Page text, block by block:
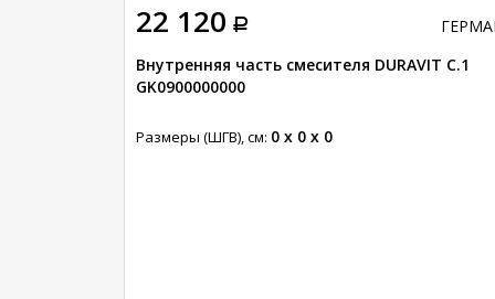
22 120
Внутренняя часть смесителя DURAVIT C.1
GK0900000000
Размеры (ШГВ), см: 0 x 0 x 0